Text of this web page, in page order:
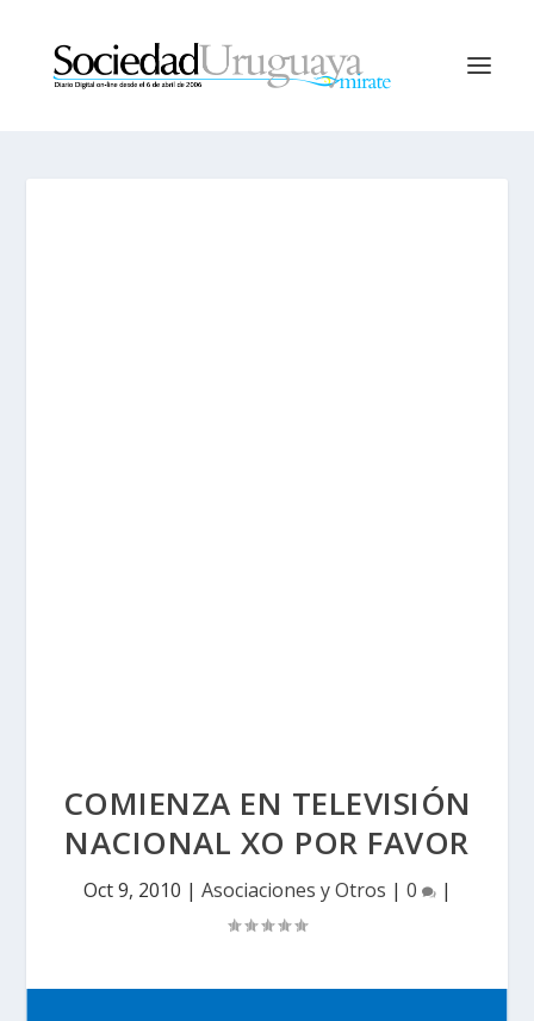
COMIENZA EN TELEVISIÓN
NACIONAL XO POR FAVOR
Oct 9, 2010 | Asociaciones y Otros | 0 |